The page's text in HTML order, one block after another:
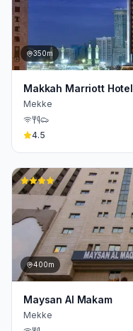
350m
Makkah Marriott Hotel
Mekke
4.5
400m
Maysan Al Makam
Mekke